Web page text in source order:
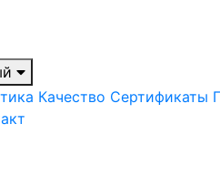
Качество Сертификаты